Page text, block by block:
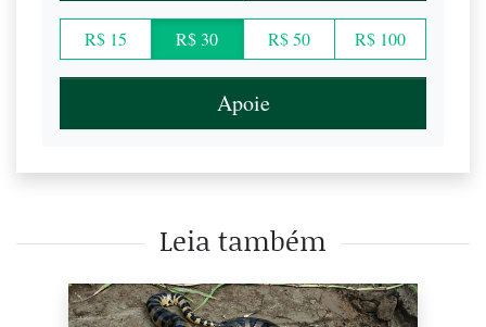
R$ 15 R$ 30 R$ 50 R$ 100
Apoie
Leia também